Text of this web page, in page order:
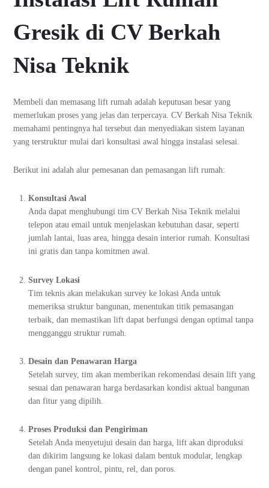
Gresik di CV Berkah
Nisa Teknik
Membeli dan memasang lift rumah adalah keputusan besar yang
memerlukan proses yang jelas dan terpercaya. CV Berkah Nisa Teknik
memahami pentingnya hal tersebut dan menyediakan sistem layanan
yang terstruktur mulai dari konsultasi awal hingga instalasi selesai.
Berikut ini adalah alur pemesanan dan pemasangan lift rumah:
Konsultasi Awal
Anda dapat menghubungi tim CV Berkah Nisa Teknik melalui
telepon atau email untuk menjelaskan kebutuhan dasar, seperti
jumlah lantai, luas area, hingga desain interior rumah. Konsultasi
ini gratis dan tanpa komitmen awal.
Survey Lokasi
Tim teknis akan melakukan survey ke lokasi Anda untuk
memeriksa struktur bangunan, menentukan titik pemasangan
terbaik, dan memastikan lift dapat berfungsi dengan optimal tanpa
mengganggu struktur rumah.
Desain dan Penawaran Harga
Setelah survey, tim akan memberikan rekomendasi desain lift yang
sesuai dan penawaran harga berdasarkan kondisi aktual bangunan
dan fitur yang dipilih.
Proses Produksi dan Pengiriman
Setelah Anda menyetujui desain dan harga, lift akan diproduksi
dan dikirim langsung ke lokasi dalam bentuk modular, lengkap
dengan panel kontrol, pintu, rel, dan poros.